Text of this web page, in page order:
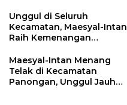
Keputusan MK
Unggul di Seluruh
Kecamatan, Maesyal-Intan
Raih Kemenangan
Tangerang
Maesyal-Intan Menang
Telak di Kecamatan
Panongan, Unggul Jauh